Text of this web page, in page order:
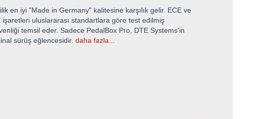
en iyi "Made in Germany" kalitesine karşılık gelir. ECE ve
işaretleri uluslararası standartlara göre test edilmiş
temsil eder. Sadece PedalBox Pro, DTE Systems'in
sürüş eğlencesidir. daha fazla...